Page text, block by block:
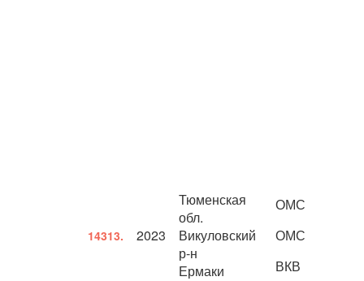
14313. 2023
Тюменская
обл.
Викуловский
р-н
Ермаки
ОМС
ОМС
ВКВ